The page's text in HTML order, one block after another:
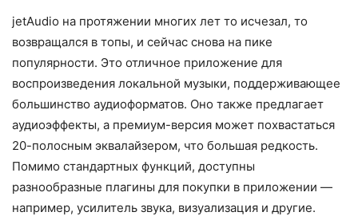
jetAudio на протяжении многих лет то исчезал, то
возвращался в топы, и сейчас снова на пике
популярности. Это отличное приложение для
воспроизведения локальной музыки, поддерживающее
большинство аудиоформатов. Оно также предлагает
аудиоэффекты, а премиум-версия может похвастаться
20-полосным эквалайзером, что большая редкость.
Помимо стандартных функций, доступны
разнообразные плагины для покупки в приложении —
например, усилитель звука, визуализация и другие.